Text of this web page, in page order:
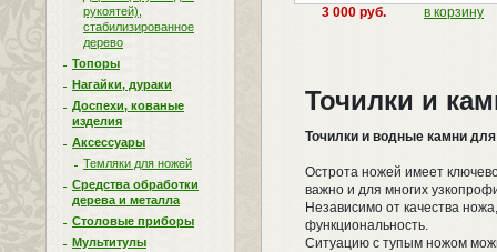
рукоятей),
стабилизированное
дерево
Топоры
Нагайки, дураки
Доспехи, кованые
изделия
Аксессуары
Темляки для ножей
Средства обработки
дерева и металла
Столовые приборы
Мультитулы
3 000 руб. в корзину
Точилки и
Точилки и водные камни
Острота ножей имеет
важно и для многих
Независимо от качества
функциональность.
Ситуацию с тупым ножом